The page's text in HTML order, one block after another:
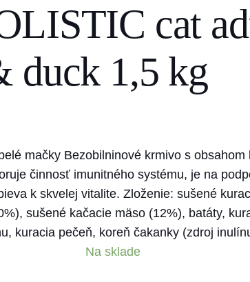
s
e
r
cat
duck 1,5 kg
mačky Bezobilninové krmivo s
činnosť imunitného systému, je na
k skvelej vitalite. Zloženie: sušené
sušené kačacie mäso (12%), batáty,
kuracia pečeň, koreň čakanky (zdroj
Na sklade